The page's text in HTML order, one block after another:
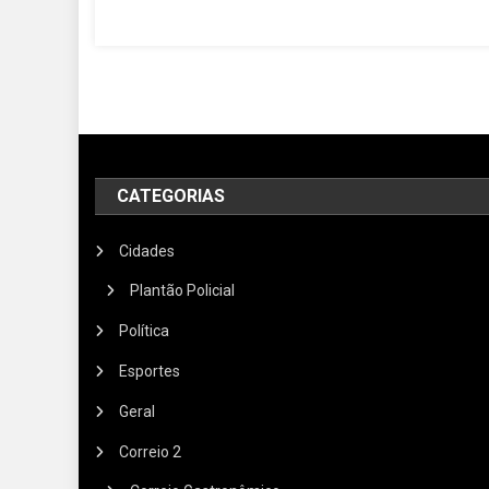
CATEGORIAS
Cidades
Plantão Policial
Política
Esportes
Geral
Correio 2